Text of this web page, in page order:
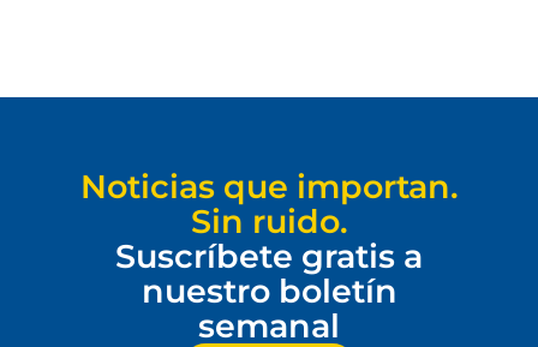
Noticias que importan.
Sin ruido.
Suscríbete gratis a
nuestro boletín
semanal